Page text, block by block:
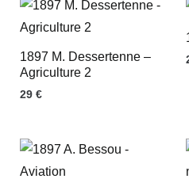
1897 M. Dessertenne –
Agriculture 2
29 €